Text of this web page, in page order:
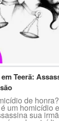
Teerã:
de
um homicídio
sua